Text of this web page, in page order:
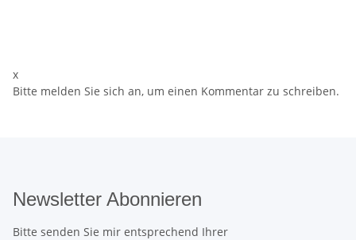
x
Bitte melden Sie sich an, um einen Kommentar zu schreiben.
Newsletter Abonnieren
Bitte senden Sie mir entsprechend Ihrer